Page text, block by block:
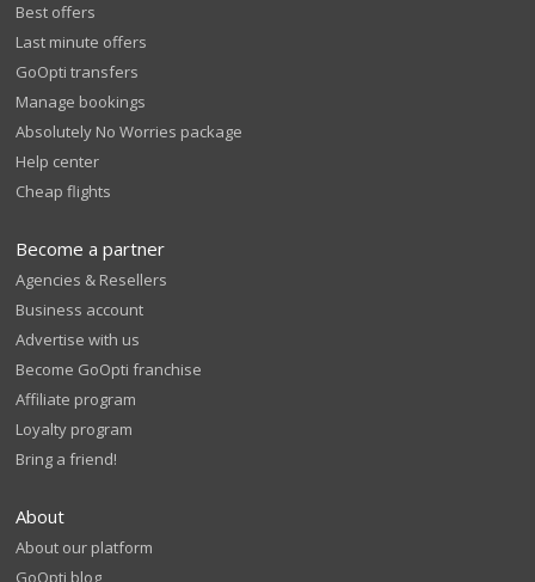
Best offers
Last minute offers
GoOpti transfers
Manage bookings
Absolutely No Worries package
Help center
Cheap flights
Become a partner
Agencies & Resellers
Business account
Advertise with us
Become GoOpti franchise
Affiliate program
Loyalty program
Bring a friend!
About
About our platform
GoOpti blog